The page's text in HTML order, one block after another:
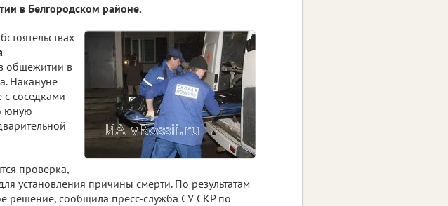
в Белгородском районе.
общежитии в
Накануне
с соседками
юную
проверка,
установления причины смерти. По результатам
решение, сообщила пресс-служба СУ СКР по